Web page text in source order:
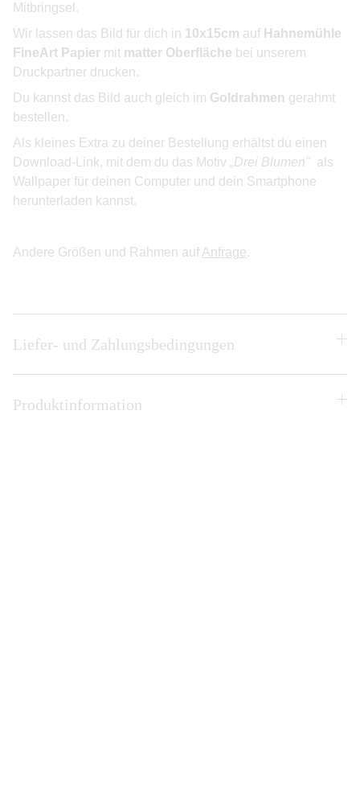
Mitbringsel.
Wir lassen das Bild für dich in 10x15cm auf Hahnemühle
FineArt Papier mit matter Oberfläche bei unserem
Druckpartner drucken.
Du kannst das Bild auch gleich im Goldrahmen gerahmt
bestellen.
Als kleines Extra zu deiner Bestellung erhältst du einen
Download-Link, mit dem du das Motiv „Drei Blumen" als
Wallpaper für deinen Computer und dein Smartphone
herunterladen kannst.
Andere Größen und Rahmen auf Anfrage.
Liefer- und Zahlungsbedingungen
Produktinformation